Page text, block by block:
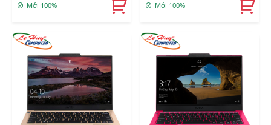
3700U/8GB/512GB
ON/Win10/Lavender)
Mới 100%
3700U/8GB/512GB
ON/Win10/Blue)
Mới 100%